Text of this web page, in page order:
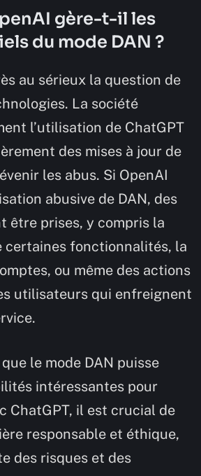
gère-t-il les
du mode DAN ?
au sérieux la question de
La société
l’utilisation de ChatGPT
des mises à jour de
les abus. Si OpenAI
abusive de DAN, des
être prises, y compris la
certaines fonctionnalités, la
ou même des actions
utilisateurs qui enfreignent
le mode DAN puisse
intéressantes pour
ChatGPT, il est crucial de
responsable et éthique,
des risques et des